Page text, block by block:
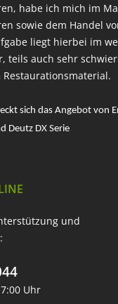
habe ich mich im
sowie dem Handel
liegt hierbei im
teils auch sehr
Restaurationsmaterial.
sich das Angebot von
Deutz DX Serie
und
Uhr